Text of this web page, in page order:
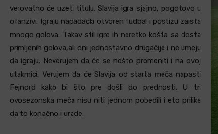
verovatno će uzeti titulu. Slavija igra sjajno, pogotovo u
ofanzivi. Igraju napadački otvoren fudbal i postižu zaista
mnogo golova. Takav stil igre ih neretko košta sa dosta
primljenih golova,ali oni jednostavno drugačije i ne umeju
da igraju. Neverujem da će se nešto promeniti i na ovoj
utakmici. Verujem da će Slavija od starta meča napasti
Fejnord kako bi što pre došli do prednosti. U tri
ovosezonska meča nisu niti jednom pobedili i eto prilike
da to konačno i urade.